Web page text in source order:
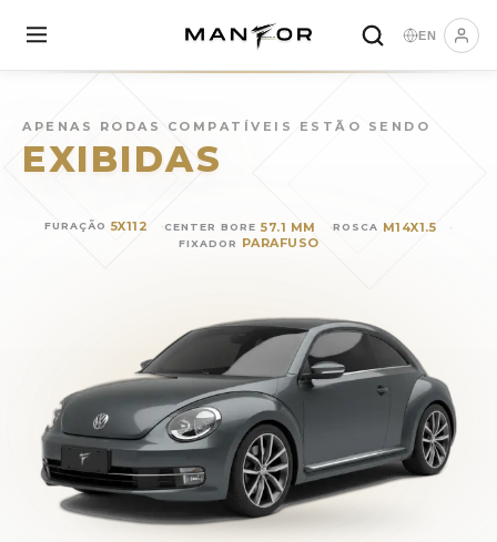
EN
APENAS RODAS COMPATÍVEIS ESTÃO SENDO
EXIBIDAS
FURAÇÃO 5X112 CENTER BORE 57.1 MM ROSCA M14X1.5
FIXADOR PARAFUSO